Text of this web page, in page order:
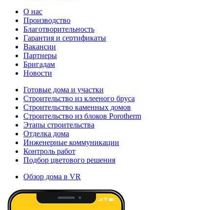
О нас
Производство
Благотворительность
Гарантия и сертификаты
Вакансии
Партнеры
Бригадам
Новости
Готовые дома и участки
Строительство из клееного бруса
Строительство каменных домов
Строительство из блоков Porotherm
Этапы строительства
Отделка дома
Инженерные коммуникации
Контроль работ
Подбор цветового решения
Обзор дома в VR